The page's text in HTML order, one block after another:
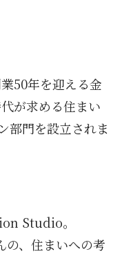
50年を迎える金
が求める住まい
部門を設立されま
Studio。
の、住まいへの考